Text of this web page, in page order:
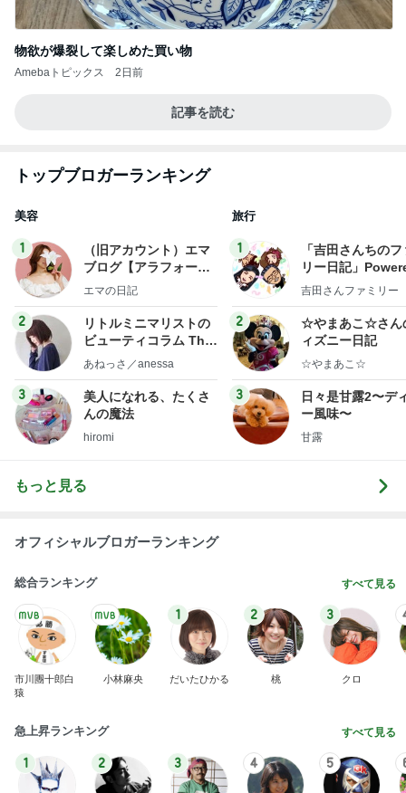
物欲が爆裂して楽しめた買い物
Amebaトピックス 2日前
記事を読む
トップブロガーランキング
美容
1
（旧アカウント）エマ
ブログ【アラフォー会
社売却セカンドライ
エマの日記
2
リトルミニマリストの
ビューティコラム The
little minimalist's bea
あねっさ／anessa
3
美人になれる、たくさ
んの魔法
hiromi
旅行
1
「吉田さんちの
リー日記」
y Ameba 吉田さ
ログ
吉田さんファミリー
2
☆やまあこ☆さん
ィズニー日記
☆やまあこ☆
3
日々是甘露2〜デ
ー風味〜
甘露
もっと見る
オフィシャルブロガーランキング
総合ランキング すべて見る
市川團十郎白
猿
小林麻央
1
だいたひかる
2
桃
3
クロ
急上昇ランキング すべて見る
1 2 3 4 5